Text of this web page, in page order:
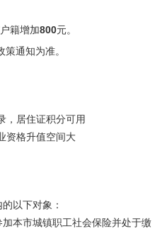
籍增加800元。
策通知为准。
，居住证积分可用
资格升值空间大
以下对象：
本市城镇职工社会保险并处于缴